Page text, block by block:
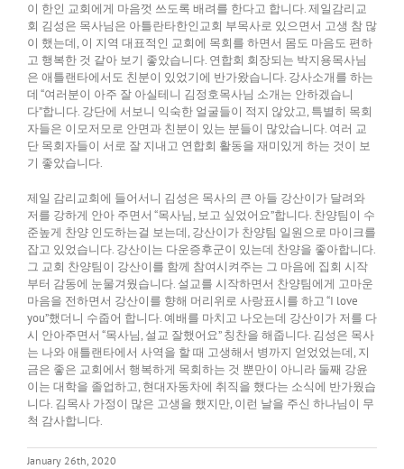
이 한인 교회에게 마음껏 쓰도록 배려를 한다고 합니다. 제일감리교
회 김성은 목사님은 아틀란타한인교회 부목사로 있으면서 고생 참 많
이 했는데, 이 지역 대표적인 교회에 목회를 하면서 몸도 마음도 편하
고 행복한 것 같아 보기 좋았습니다. 연합회 회장되는 박지용목사님
은 애틀랜타에서도 친분이 있었기에 반가왔습니다. 강사소개를 하는
데 “여러분이 아주 잘 아실테니 김정호목사님 소개는 안하겠습니
다”합니다. 강단에 서보니 익숙한 얼굴들이 적지 않았고, 특별히 목회
자들은 이모저모로 안면과 친분이 있는 분들이 많았습니다. 여러 교
단 목회자들이 서로 잘 지내고 연합회 활동을 재미있게 하는 것이 보
기 좋았습니다.
제일 감리교회에 들어서니 김성은 목사의 큰 아들 강산이가 달려와
저를 강하게 안아 주면서 “목사님, 보고 싶었어요”합니다. 찬양팀이 수
준높게 찬양 인도하는걸 보는데, 강산이가 찬양팀 일원으로 마이크를
잡고 있었습니다. 강산이는 다운증후군이 있는데 찬양을 좋아합니다.
그 교회 찬양팀이 강산이를 함께 참여시켜주는 그 마음에 집회 시작
부터 감동에 눈물겨웠습니다. 설교를 시작하면서 찬양팀에게 고마운
마음을 전하면서 강산이를 향해 머리위로 사랑표시를 하고 “I love
you”했더니 수줍어 합니다. 예배를 마치고 나오는데 강산이가 저를 다
시 안아주면서 “목사님, 설교 잘했어요” 칭찬을 해줍니다. 김성은 목사
는 나와 애틀랜타에서 사역을 할 때 고생해서 병까지 얻었었는데, 지
금은 좋은 교회에서 행복하게 목회하는 것 뿐만이 아니라 둘째 강윤
이는 대학을 졸업하고, 현대자동차에 취직을 했다는 소식에 반가웠습
니다. 김목사 가정이 많은 고생을 했지만, 이런 날을 주신 하나님이 무
척 감사합니다.
January 26th, 2020